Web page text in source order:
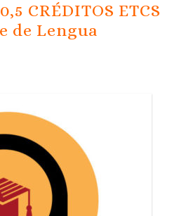
CRÉDITOS ETCS
de Lengua